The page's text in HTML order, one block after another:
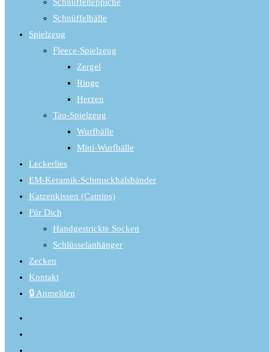
Schnüffelbälle
Spielzeug
Fleece-Spielzeug
Zergel
Ringe
Herzen
Tau-Spielzeug
Wurfbälle
Mini-Wurfbälle
Leckerlies
EM-Keramik-Schmuckhalsbänder
Katzenkissen (Catnips)
Für Dich
Handgestrickte Socken
Schlüsselanhänger
Zecken
Kontakt
🔒 Anmelden